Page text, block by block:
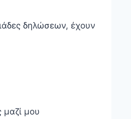
δηλώσεων, έχουν
μαζί μου